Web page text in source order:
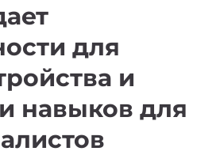
для
и
навыков для